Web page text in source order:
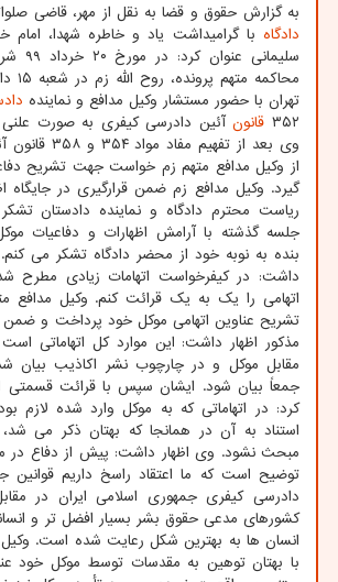
به گزارش حقوق و قضا به نقل از مهر، قاضی
دادگاه با گرامیداشت یاد و خاطره شهدا،
تهران با حضور مستشار وکیل مدافع و نماینده
۳۵۲ قانونآئین دادرسی کیفری به صورت علنی
وی بعد از
از وکیل مدافع متهم زم خواست جهت تشریح
گیرد. وکیل مدافع زم ضمن قرارگیری در جایگاه
جلسه گذشته با آرامش اظهارات و دفاعیات
بنده به نوبه خود از محضر دادگاه تشکر می
داشت: در کیفرخواست اتهامات زیادی مطرح
اتهامی را یک به یک قرائت کنم. وکیل مدافع
تشریح عناوین اتهامی موکل خود پرداخت و ضمن
مذکور اظهار داشت: این موارد کل اتهاماتی
مقابل موکل و در چارچوب نشر اکاذیب بیان
جمعاً بیان شود. ایشان سپس با قرائت قسمتی
کرد: در اتهاماتی که به موکل وارد شده لازم
استناد به آن در همانجا که بهتان ذکر می
مبحث نشود. وی اظهار داشت: پیش از دفاع در
توضیح است که ما اعتقاد راسخ داریم قوانین
دادرسی کیفری جمهوری اسلامی ایران در
کشورهای مدعی حقوق بشر بسیار افضل تر و
انسان ها به بهترین شکل رعایت شده است. وکیل
با بهتان توهین به مقدسات توسط موکل خود